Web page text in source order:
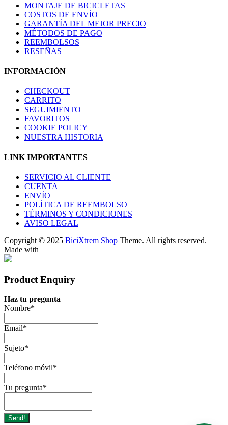
MONTAJE DE BICICLETAS
COSTOS DE ENVÍO
GARANTÍA DEL MEJOR PRECIO
MÉTODOS DE PAGO
REEMBOLSOS
RESEÑAS
INFORMACIÓN
CHECKOUT
CARRITO
SEGUIMIENTO
FAVORITOS
COOKIE POLICY
NUESTRA HISTORIA
LINK IMPORTANTES
SERVICIO AL CLIENTE
CUENTA
ENVÍO
POLÍTICA DE REEMBOLSO
TÉRMINOS Y CONDICIONES
AVISO LEGAL
Copyright © 2025 BiciXtrem Shop Theme. All rights reserved.
Made with
Product Enquiry
Haz tu pregunta
Nombre*
Email*
Sujeto*
Teléfono móvil*
Tu pregunta*
Send!